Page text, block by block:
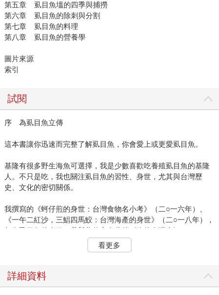
第五章 虱目魚塭的四季與捕撈
第六章 虱目魚的除刺與分割
第七章 虱目魚的料理
第八章 虱目魚的營養學
圖片來源
索引
試閱
序 為虱目魚立傳
這本書讓你迅速而完整了解虱目魚，你會愛上或更愛虱目魚。
基隆有很多野生海魚可選擇，我是少數喜歡吃養殖虱目魚的基隆
人。不只是吃，我也關注虱目魚的習性、身世，尤其與台灣歷
史、文化的密切關係。
我撰寫的《蚵仔煎的身世：台灣食物名小考》（二○一六年）、
《一午二紅沙，三鯧四馬鮫：台灣海產的身世》（二○一八年），
都有虱目魚的專篇。我與翁佳音合著的《吃的台灣史》（二○二一
年），更把台灣養殖虱目魚的歷史推到荷蘭時代之前。
本虱目魚的專書，則是來自台南「虱目魚主題館」主人、台南女
看更多
詳細資料